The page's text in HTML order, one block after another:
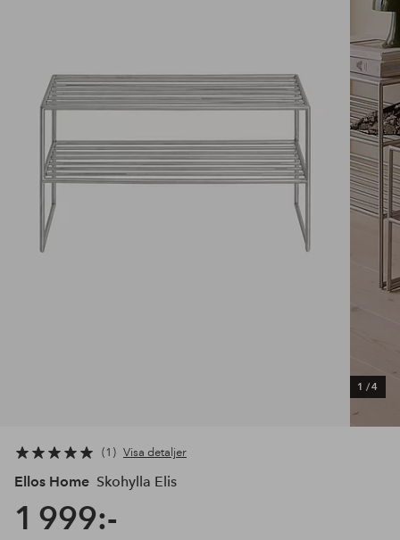
1 /4
1 Visa detaljer
Ellos Home Skohylla Elis
1 999:-